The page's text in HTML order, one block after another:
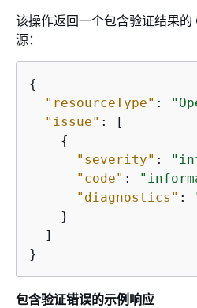
该操作返回一个包含验证结果
源：
{
"resourceType" :
"issue" : [
{
"severity" :
"code" :
"diagnostics" :
    }
  ]
}
包含验证错误的示例响应